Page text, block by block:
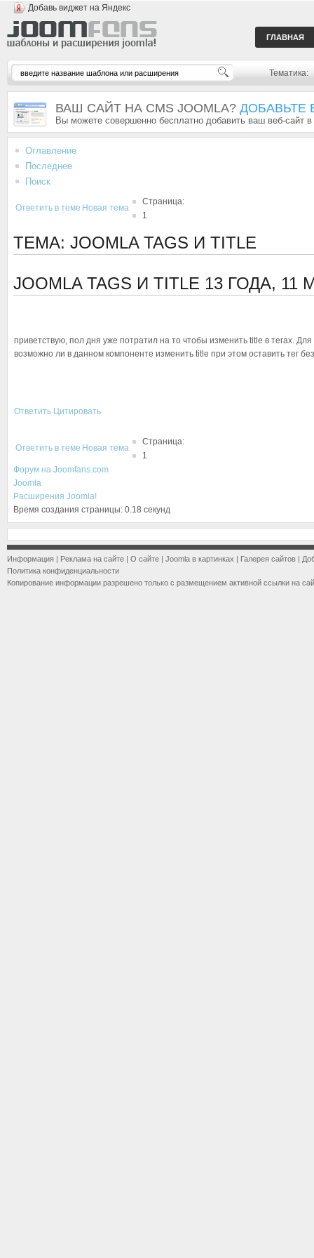
Добавь виджет на Яндекс
ГЛАВНАЯ
Тематика:
ВАШ САЙТ НА CMS JOOMLA? ДОБАВЬТЕ
Вы можете совершенно бесплатно добавить ваш веб-сайт
Оглавление
Последнее
Поиск
Ответить в теме Новая тема
Страница:
1
ТЕМА: JOOMLA TAGS И TITLE
JOOMLA TAGS И TITLE 13 ГОДА,
приветствую, пол дня уже потратил на то чтобы изменить title в тегах.
возможно ли в данном компоненте изменить title при этом оставить тег
Ответить Цитировать
Ответить в теме Новая тема
Страница:
1
Форум на Joomfans.com
Joomla
Расширения Joomla!
Время создания страницы: 0.18 секунд
Информация | Реклама на сайте | О сайте | Joomla в картинках | Галерея сайтов |
Политика конфиденциальности
Копирование информации разрешено только с размещением активной ссылки на